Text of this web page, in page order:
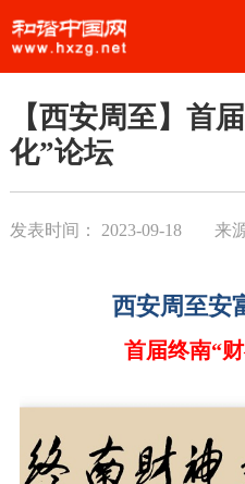
【西安周至】首
化”论坛
发表时间： 2023-09-18 来
西安周至安
首届终南“